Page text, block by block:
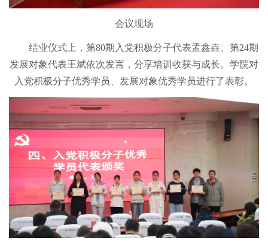
2024 2025
校友活动
资料下载
研究生公告
本科生公告
个人门户
会议现场
结业仪式上，第80期入党积极分子代表孟鑫垚、第24期
发展对象代表王斌依次发言，分享培训收获与成长。学院对
入党积极分子优秀学员、发展对象优秀学员进行了表彰。